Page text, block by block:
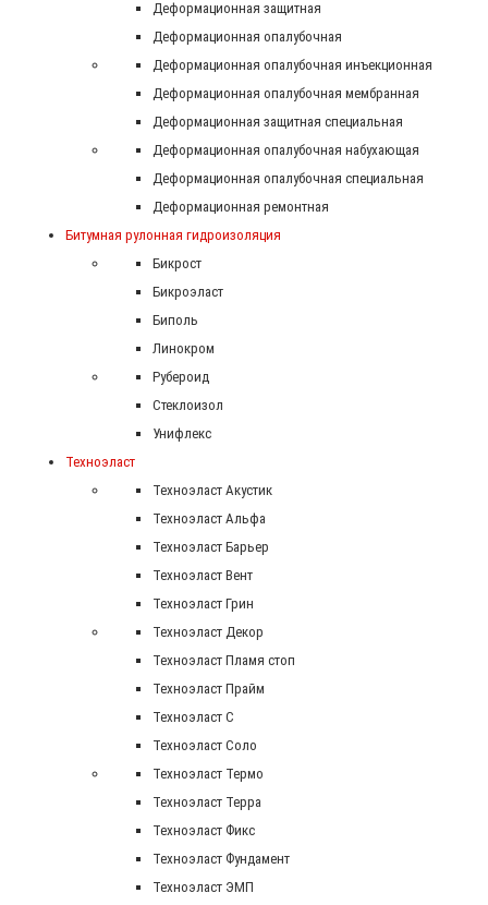
Деформационная защитная
Деформационная опалубочная
Деформационная опалубочная инъекционная
Деформационная опалубочная мембранная
Деформационная защитная специальная
Деформационная опалубочная набухающая
Деформационная опалубочная специальная
Деформационная ремонтная
Битумная рулонная гидроизоляция
Бикрост
Бикроэласт
Биполь
Линокром
Рубероид
Стеклоизол
Унифлекс
Техноэласт
Техноэласт Акустик
Техноэласт Альфа
Техноэласт Барьер
Техноэласт Вент
Техноэласт Грин
Техноэласт Декор
Техноэласт Пламя стоп
Техноэласт Прайм
Техноэласт С
Техноэласт Соло
Техноэласт Термо
Техноэласт Терра
Техноэласт Фикс
Техноэласт Фундамент
Техноэласт ЭМП